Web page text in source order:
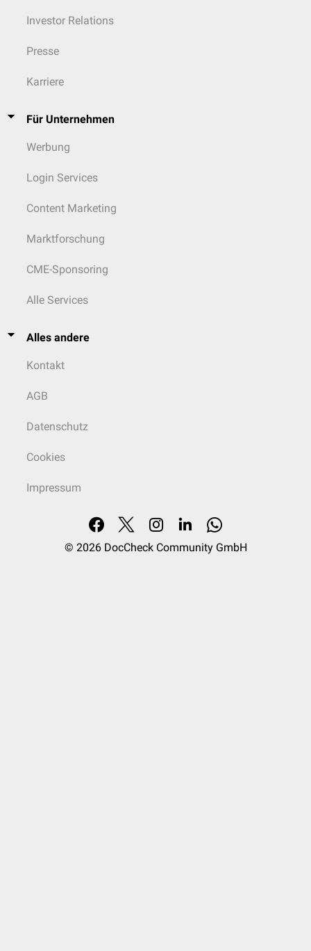
Investor Relations
Presse
Karriere
Für Unternehmen
Werbung
Login Services
Content Marketing
Marktforschung
CME-Sponsoring
Alle Services
Alles andere
Kontakt
AGB
Datenschutz
Cookies
Impressum
© 2026 DocCheck Community GmbH